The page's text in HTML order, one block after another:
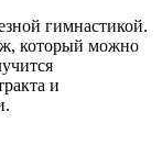
гимнастикой.
который можно
и